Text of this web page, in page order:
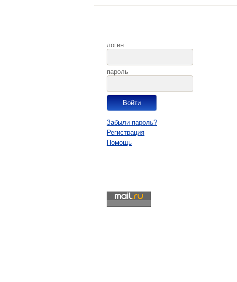
логин
пароль
Забыли пароль?
Регистрация
Помощь